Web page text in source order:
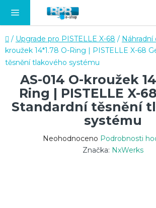
Domů
/ Upgrade pro PISTELLE X-68 / Náhradní
kroužek 14*1.78 O-Ring | PISTELLE X-68
těsnění tlakového systému
AS-014 O-kroužek
Ring | PISTELLE X-
Standardní těsnění
systému
Průměrné
Neohodnoceno Podrobnosti
Značka: NxWerks